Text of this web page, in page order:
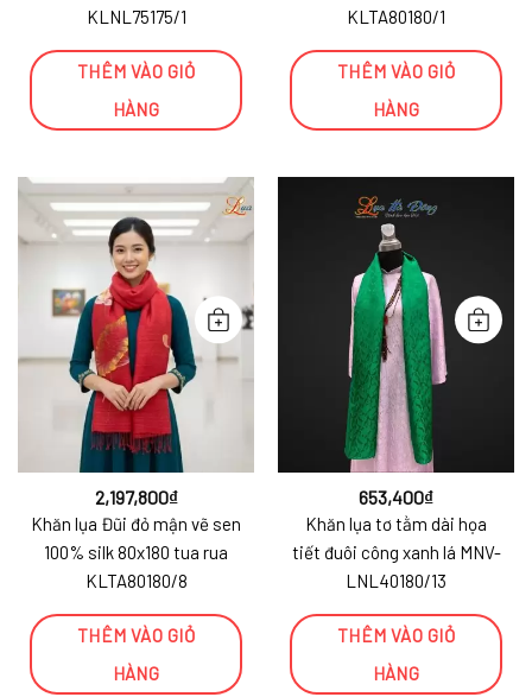
KLNL75175/1
THÊM VÀO GIỎ
HÀNG
KLTA80180/1
THÊM VÀO GIỎ
HÀNG
2,197,800₫
Khăn lụa Đũi đỏ mận vẽ sen
100% silk 80x180 tua rua
KLTA80180/8
THÊM VÀO GIỎ
HÀNG
653,400₫
Khăn lụa tơ tằm dài họa
tiết đuôi công xanh lá MNV-
LNL40180/13
THÊM VÀO GIỎ
HÀNG